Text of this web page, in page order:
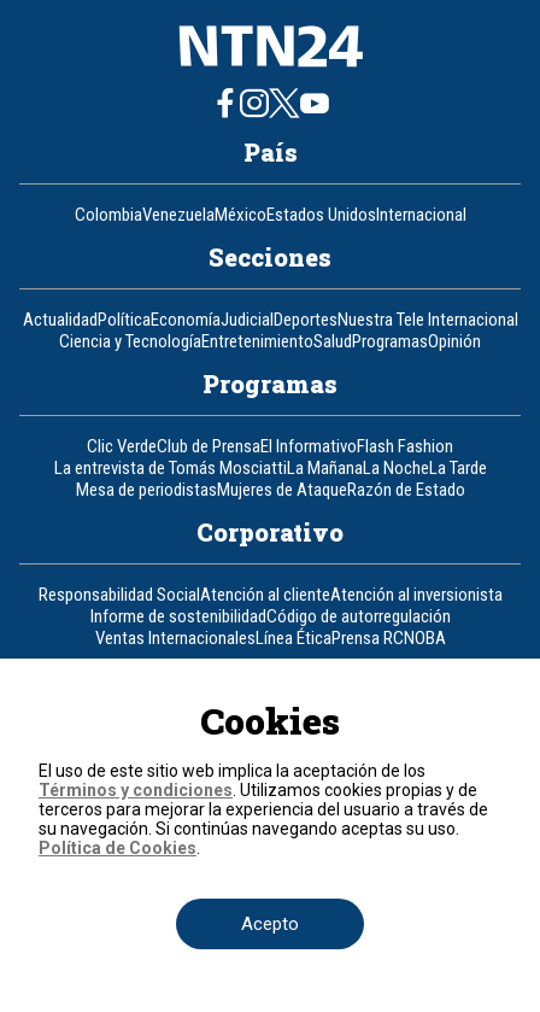
País
ColombiaVenezuelaMéxicoEstados UnidosInternacional
Secciones
ActualidadPolíticaEconomíaJudicialDeportesNuestra Tele Internacional
Ciencia y TecnologíaEntretenimientoSaludProgramasOpinión
Programas
Clic VerdeClub de PrensaEl InformativoFlash Fashion
La entrevista de Tomás MosciattiLa MañanaLa NocheLa Tarde
Mesa de periodistasMujeres de AtaqueRazón de Estado
Corporativo
Responsabilidad SocialAtención al clienteAtención al inversionista
Informe de sostenibilidadCódigo de autorregulación
Ventas InternacionalesLínea ÉticaPrensa RCNOBA
Nuestra Tele InternacionalNovelasFidesTDT
Un producto de RCN TelevisiónRCN Total
Contáctenos
Política de datos personales
Cookies
El uso de este sitio web implica la aceptación de los
Términos y condiciones . Utilizamos cookies propias y de
terceros para mejorar la experiencia del usuario a través de
su navegación. Si continúas navegando aceptas su uso.
Política de Cookies
Acepto